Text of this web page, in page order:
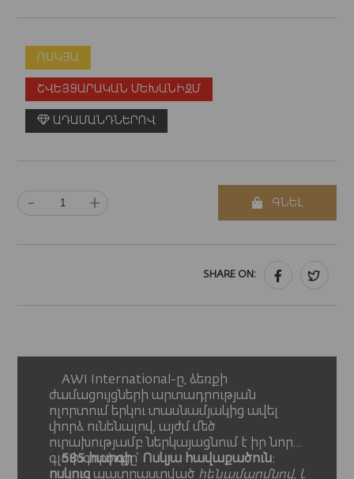
ՈՍԿՅԱ
ՇՎԵՅՑԱՐԱԿԱՆ ՄԵԽԱՆԻԶՄ
ԱԴԱՄԱՆԴՆԵՐՈՎ
- + ԳՆԵԼ
SHARE ON:
AWI International-ը, ձեռքի
ժամացույցների արտադրության
ոլորտում երկու տասնամյակից ավել
փորձ ունենալով, այժմ մեծ
ուրախությամբ ներկայացնում է իր նոր
գլուխգործոցը՝ Ոսկյա հավաքածուն։
585 հարգի
ոսկուց պատրաստված հենամարմնով,